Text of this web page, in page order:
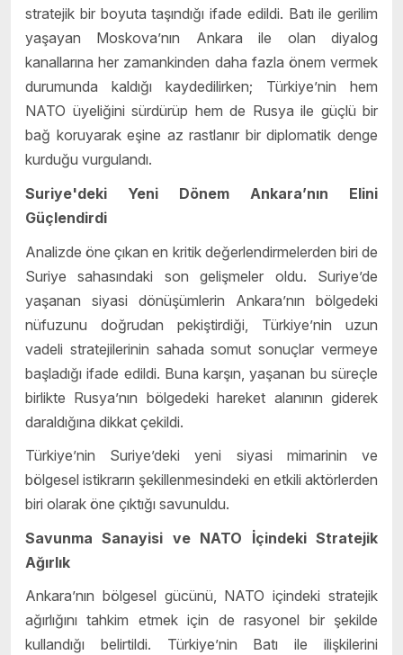
stratejik bir boyuta taşındığı ifade edildi. Batı ile gerilim
yaşayan Moskova’nın Ankara ile olan diyalog
kanallarına her zamankinden daha fazla önem vermek
durumunda kaldığı kaydedilirken; Türkiye’nin hem
NATO üyeliğini sürdürüp hem de Rusya ile güçlü bir
bağ koruyarak eşine az rastlanır bir diplomatik denge
kurduğu vurgulandı.
Suriye'deki Yeni Dönem Ankara’nın Elini
Güçlendirdi
Analizde öne çıkan en kritik değerlendirmelerden biri de
Suriye sahasındaki son gelişmeler oldu. Suriye’de
yaşanan siyasi dönüşümlerin Ankara’nın bölgedeki
nüfuzunu doğrudan pekiştirdiği, Türkiye’nin uzun
vadeli stratejilerinin sahada somut sonuçlar vermeye
başladığı ifade edildi. Buna karşın, yaşanan bu süreçle
birlikte Rusya’nın bölgedeki hareket alanının giderek
daraldığına dikkat çekildi.
Türkiye’nin Suriye’deki yeni siyasi mimarinin ve
bölgesel istikrarın şekillenmesindeki en etkili aktörlerden
biri olarak öne çıktığı savunuldu.
Savunma Sanayisi ve NATO İçindeki Stratejik
Ağırlık
Ankara’nın bölgesel gücünü, NATO içindeki stratejik
ağırlığını tahkim etmek için de rasyonel bir şekilde
kullandığı belirtildi. Türkiye’nin Batı ile ilişkilerini